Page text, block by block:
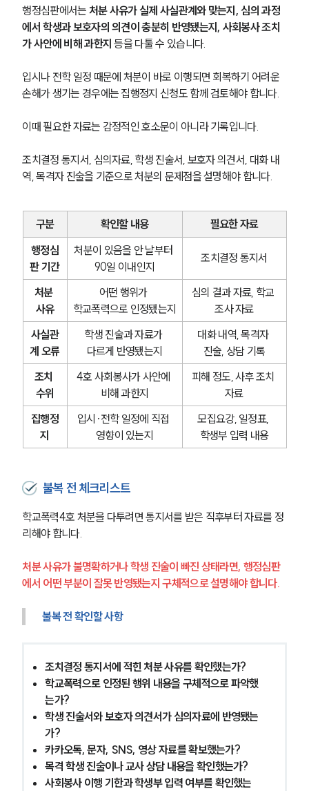
행정심판에서는 처분 사유가 실제 사실관계와 맞는지, 심의 과정
에서 학생과 보호자의 의견이 충분히 반영됐는지, 사회봉사 조치
가 사안에 비해 과한지 등을 다툴 수 있습니다.
입시나 전학 일정 때문에 처분이 바로 이행되면 회복하기 어려운
손해가 생기는 경우에는 집행정지 신청도 함께 검토해야 합니다.
이때 필요한 자료는 감정적인 호소문이 아니라 기록입니다.
조치결정 통지서, 심의자료, 학생 진술서, 보호자 의견서, 대화 내
역, 목격자 진술을 기준으로 처분의 문제점을 설명해야 합니다.
구분 확인할 내용
필요한 자료
행정심
판 기간
처분이 있음을 안 날부터
90일 이내인지
조치결정 통지서
처분
사유
어떤 행위가
학교폭력으로 인정됐는지
심의 결과 자료, 학교
조사 자료
사실관
계 오류
학생 진술과 자료가
다르게 반영됐는지
대화 내역, 목격자
진술, 상담 기록
조치
수위
4호 사회봉사가 사안에
비해 과한지
피해 정도, 사후 조치
자료
집행정
지
입시·전학 일정에 직접
영향이 있는지
모집요강, 일정표,
학생부 입력 내용
불복 전 체크리스트
학교폭력4호 처분을 다투려면 통지서를 받은 직후부터 자료를 정
리해야 합니다.
처분 사유가 불명확하거나 학생 진술이 빠진 상태라면, 행정심판
에서 어떤 부분이 잘못 반영됐는지 구체적으로 설명해야 합니다.
불복 전 확인할 사항
조치결정 통지서에 적힌 처분 사유를 확인했는가?
학교폭력으로 인정된 행위 내용을 구체적으로 파악했
는가?
학생 진술서와 보호자 의견서가 심의자료에 반영됐는
가?
카카오톡, 문자, SNS, 영상 자료를 확보했는가?
목격 학생 진술이나 교사 상담 내용을 확인했는가?
사회봉사 이행 기한과 학생부 입력 여부를 확인했는